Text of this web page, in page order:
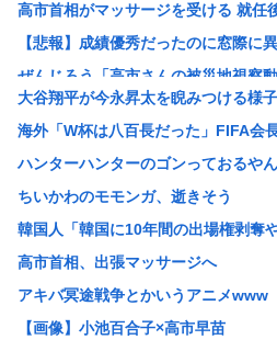
高市首相がマッサージを受ける 就任
【悲報】成績優秀だったのに窓際に
ぜんじろう「高市さんの被災地視察
【朗報】悠仁さま、ついに自力で『
ライフとかマルエツとか、特に何の
【悲報】17歳で無期懲役になった奴
【悲報】中国の強者女性「年齢のせ
【画像あり】弱男「あのっ…！よか
【鹿児島】突然右折し路面電車と衝
中国メディア 中国製の「プレハブ住
おっパブ行ってきた結果www
大谷翔平が今永昇太を睨みつける様
海外「W杯は八百長だった」FIFA会
ハンターハンターのゴンっておるやん
ちいかわのモモンガ、逝きそう
韓国人「韓国に10年間の出場権剥奪
高市首相、出張マッサージへ
アキバ冥途戦争とかいうアニメwww
【画像】小池百合子×高市早苗